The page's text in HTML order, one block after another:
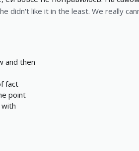
didn't like it in the least. We really
and then
f fact
e point
with